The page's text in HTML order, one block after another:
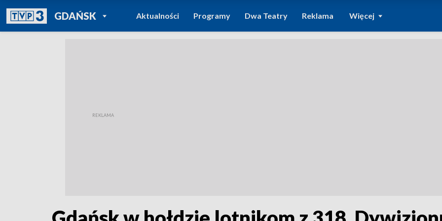
GDAŃSKPOWRÓT DO
TVP REGIONY
Aktualności Programy Dwa Teatry Reklama Więcej